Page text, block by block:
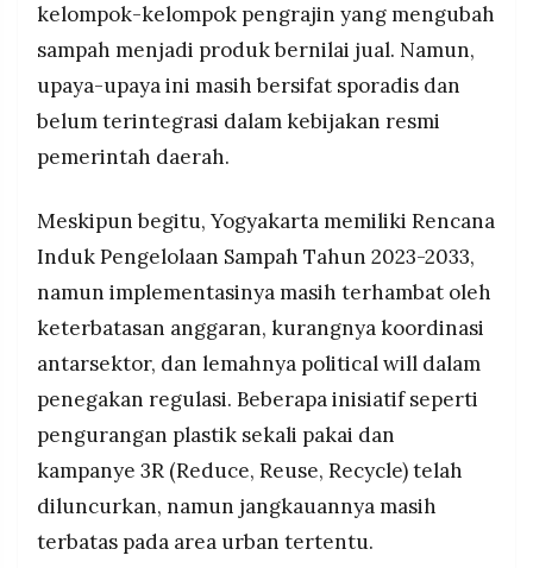
kelompok-kelompok pengrajin yang mengubah
sampah menjadi produk bernilai jual. Namun,
upaya-upaya ini masih bersifat sporadis dan
belum terintegrasi dalam kebijakan resmi
pemerintah daerah.
Meskipun begitu, Yogyakarta memiliki Rencana
Induk Pengelolaan Sampah Tahun 2023-2033,
namun implementasinya masih terhambat oleh
keterbatasan anggaran, kurangnya koordinasi
antarsektor, dan lemahnya political will dalam
penegakan regulasi. Beberapa inisiatif seperti
pengurangan plastik sekali pakai dan
kampanye 3R (Reduce, Reuse, Recycle) telah
diluncurkan, namun jangkauannya masih
terbatas pada area urban tertentu.